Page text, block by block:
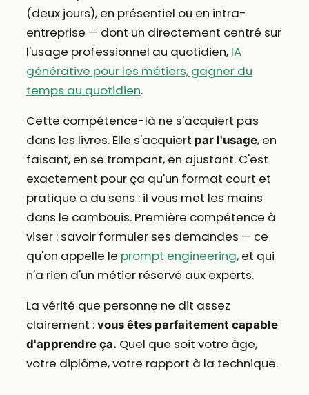
(deux jours), en présentiel ou en intra-
entreprise — dont un directement centré sur
l'usage professionnel au quotidien, IA
générative pour les métiers, gagner du
temps au quotidien.
Cette compétence-là ne s'acquiert pas
dans les livres. Elle s'acquiert par l'usage, en
faisant, en se trompant, en ajustant. C'est
exactement pour ça qu'un format court et
pratique a du sens : il vous met les mains
dans le cambouis. Première compétence à
viser : savoir formuler ses demandes — ce
qu'on appelle le prompt engineering, et qui
n'a rien d'un métier réservé aux experts.
La vérité que personne ne dit assez
clairement : vous êtes parfaitement capable
d'apprendre ça. Quel que soit votre âge,
votre diplôme, votre rapport à la technique.